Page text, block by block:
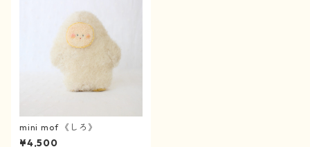
mini mof 《しろ》
¥4,500